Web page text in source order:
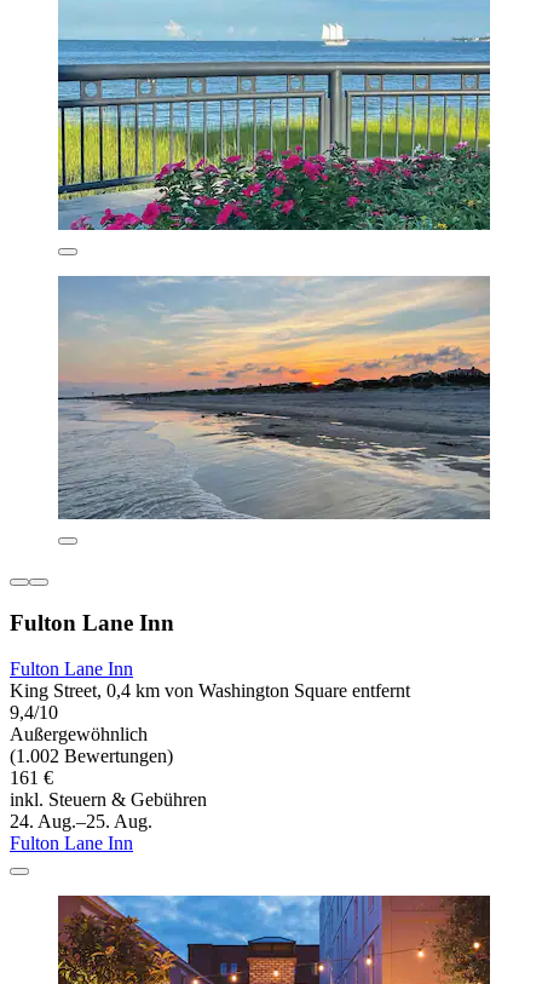
Fulton Lane Inn
Fulton Lane Inn
King Street, 0,4 km von Washington Square entfernt
9,4/10
Außergewöhnlich
(1.002 Bewertungen)
161 €
inkl. Steuern & Gebühren
24. Aug.–25. Aug.
Fulton Lane Inn